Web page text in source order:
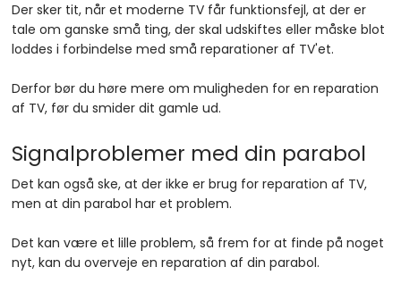
Der sker tit, når et moderne TV får funktionsfejl, at der er
tale om ganske små ting, der skal udskiftes eller måske blot
loddes i forbindelse med små reparationer af TV'et.
Derfor bør du høre mere om muligheden for en reparation
af TV, før du smider dit gamle ud.​
Signalproblemer med din parabol
​Det kan også ske, at der ikke er brug for reparation af TV,
men at din parabol har et problem.
Det kan være et lille problem, så frem for at finde på noget
nyt, kan du overveje en reparation af din parabol.